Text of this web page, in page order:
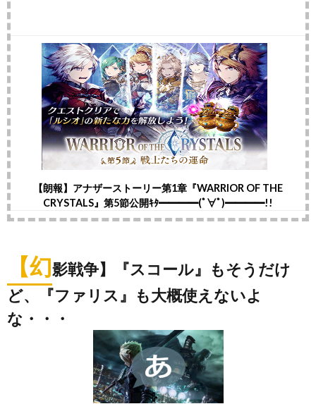
【朗報】アナザーストーリー第1章『WARRIOR OF THE
CRYSTALS』第5節公開ｷﾀ━━━━(ﾟ∀ﾟ)━━━━!!
【幻影戦争】『スコール』もそうだけ
ど、『ファリス』も大概使えないよ
な・・・